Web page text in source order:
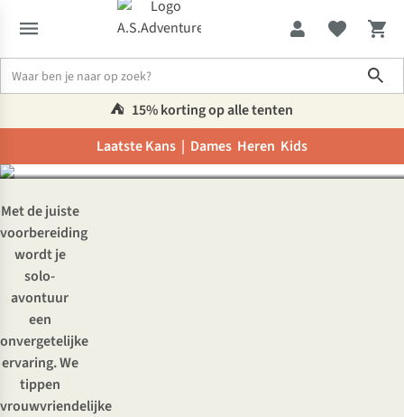
⛺️ 15% korting op alle tenten
Laatste Kans | Dames Heren Kids
Alleen reizen als vrouw:
zo doe je dat!
Met de juiste
voorbereiding
wordt je
solo-
avontuur
een
onvergetelijke
ervaring. We
tippen
vrouwvriendelijke